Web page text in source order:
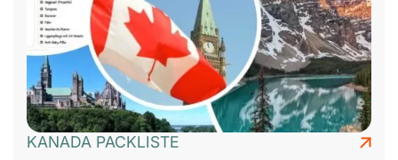
KANADA PACKLISTE